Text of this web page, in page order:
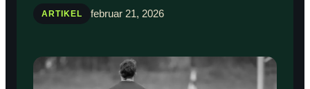
ARTIKEL februar 21, 2026